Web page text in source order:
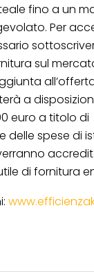
fino a un
Per
sul
a
euro a titolo di
delle spese di
di fornitura